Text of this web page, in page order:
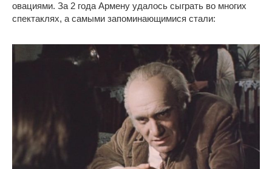
овациями. За 2 года Армену удалось сыграть во многих
спектаклях, а самыми запоминающимися стали: